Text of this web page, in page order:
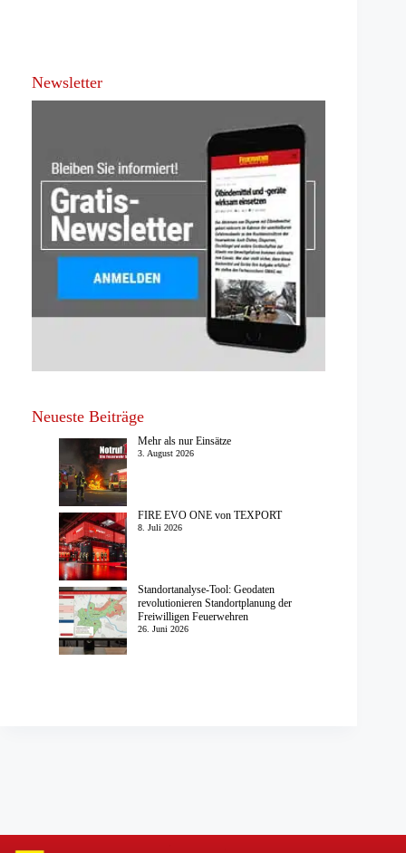
Newsletter
Neueste Beiträge
Mehr als nur Einsätze
3. August 2026
FIRE EVO ONE von TEXPORT
8. Juli 2026
Standortanalyse-Tool: Geodaten
revolutionieren Standortplanung der
Freiwilligen Feuerwehren
26. Juni 2026